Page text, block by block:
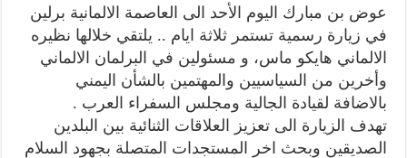
عوض بن مبارك اليوم الأحد الى العاصمة الالمانية برلين
في زيارة رسمية تستمر ثلاثة ايام .. يلتقي خلالها نظيره
الالماني هايكو ماس، و مسئولين في البرلمان الالماني
وأخرين من السياسيين والمهتمين بالشأن اليمني
بالاضافة لقيادة الجالية ومجلس السفراء العرب .
تهدف الزيارة الى تعزيز العلاقات الثنائية بين البلدين
الصديقين وبحث اخر المستجدات المتصلة بجهود السلام